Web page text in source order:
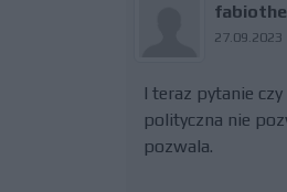
27.09.2023
I teraz pytanie
polityczna nie
pozwala.